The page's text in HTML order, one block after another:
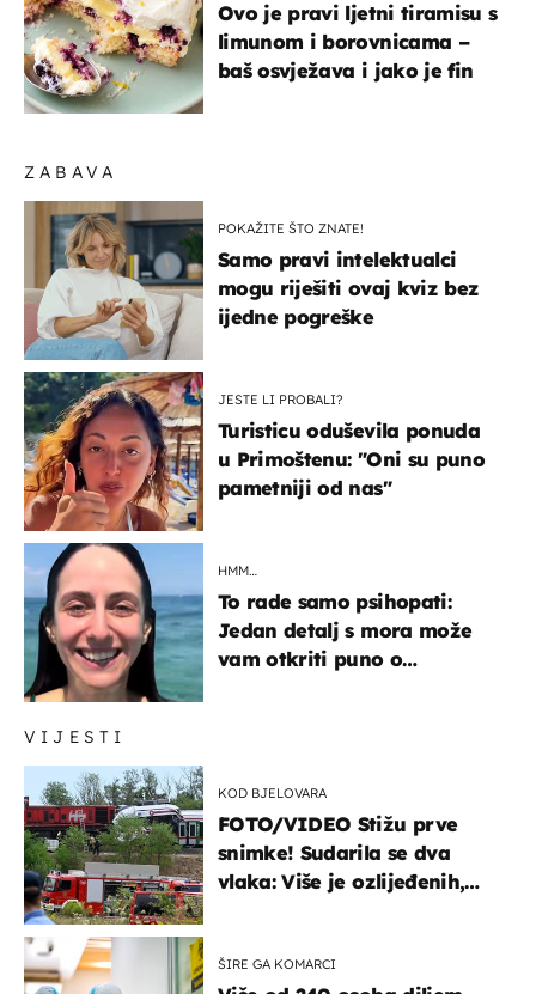
VIJESTI
KOD BJELOVARA
FOTO/VIDEO Stižu prve
snimke! Sudarila se dva
vlaka: Više je ozlijeđenih,
ŠIRE GA KOMARCI
ZABAVA
POKAŽITE ŠTO ZNATE!
Samo pravi intelektualci
mogu riješiti ovaj kviz bez
ijedne pogreške
JESTE LI PROBALI?
Turisticu oduševila ponuda
u Primoštenu: "Oni su puno
pametniji od nas"
HMM…
To rade samo psihopati:
Jedan detalj s mora može
vam otkriti puno o
Ovo je pravi ljetni tiramisu s
limunom i borovnicama –
baš osvježava i jako je fin